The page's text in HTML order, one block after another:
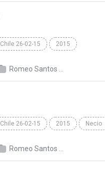
Chile 26-02-15 2015
Chile 26-02-15 2015 Necio